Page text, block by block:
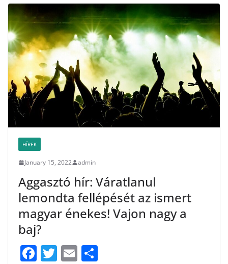
k
b
o
o
k
HÍREK
January 15, 2022 admin
Aggasztó hír: Váratlanul
lemondta fellépését az ismert
magyar énekes! Vajon nagy a
baj?
F T E